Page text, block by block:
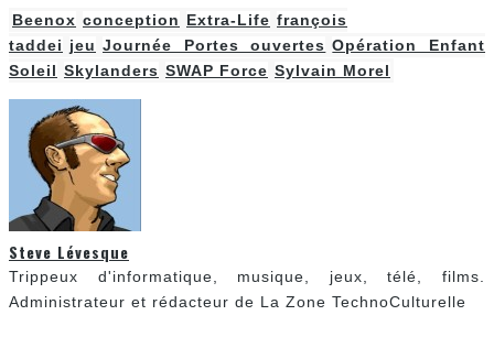
Beenox conception Extra-Life françois
taddei jeu Journée Portes ouvertes Opération Enfant
Soleil Skylanders SWAP Force Sylvain Morel
Steve Lévesque
Trippeux d'informatique, musique, jeux, télé, films.
Administrateur et rédacteur de La Zone TechnoCulturelle